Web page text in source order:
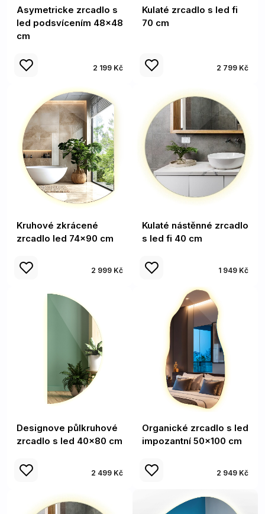
Asymetricke zrcadlo s
led podsvícením 48x48
cm
2 199 Kč
Kulaté zrcadlo s led fi
70 cm
2 799 Kč
Kruhové zkrácené
zrcadlo led 74x90 cm
2 999 Kč
Kulaté nástěnné zrcadlo
s led fi 40 cm
1 949 Kč
Designove půlkruhové
zrcadlo s led 40x80 cm
2 499 Kč
Organické zrcadlo s led
impozantní 50x100 cm
2 949 Kč